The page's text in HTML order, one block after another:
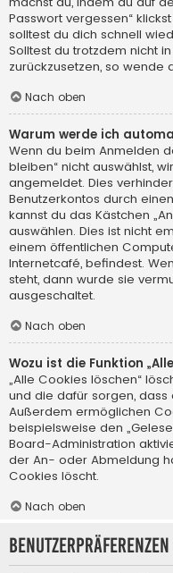
Passwort vergessen“
solltest du dich schnell
Solltest du trotzdem nicht
zurückzusetzen, so wende
Nach oben
Warum werde ich
Wenn du beim Anmelden
bleiben“ nicht auswählst,
angemeldet. Dies
Benutzerkontos durch
kannst du das Kästchen
auswählen. Dies ist nicht
einem öffentlichen
Internetcafé, befindest.
steht, dann wurde sie
ausgeschaltet.
Nach oben
Wozu ist die Funktion
„Alle Cookies löschen“
und die dafür sorgen,
Außerdem ermöglichen
beispielsweise den
Board-Administration
der An- oder Abmeldung
Cookies löscht.
Nach oben